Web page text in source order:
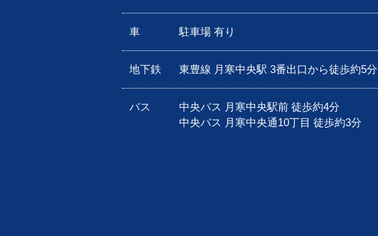
車 駐車場 有り
地下鉄 東豊線 月寒中央駅 3番出口から徒歩約5分
バス
中央バス 月寒中央駅前 徒歩約4分
中央バス 月寒中央通10丁目 徒歩約3分